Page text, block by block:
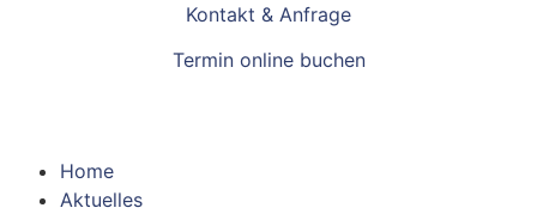
Kontakt & Anfrage
Termin online buchen
Home
Aktuelles